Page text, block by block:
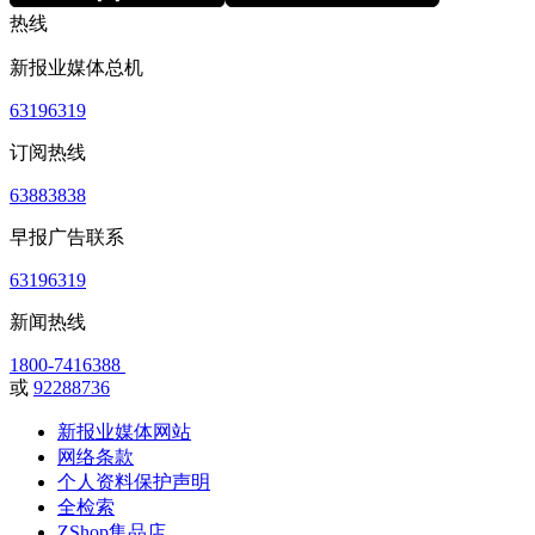
热线
新报业媒体总机
63196319
订阅热线
63883838
早报广告联系
63196319
新闻热线
1800-7416388
或 92288736
新报业媒体网站
网络条款
个人资料保护声明
全检索